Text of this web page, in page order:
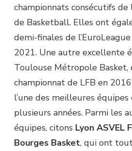
championnats consécutifs
de Basketball. Elles ont
demi-finales de
2021. Une autre excellente
Toulouse Métropole
championnat de LFB en
l’une des meilleures équipes
plusieurs années. Parmi les
équipes, citons Lyon ASVEL
Bourges Basket, qui ont